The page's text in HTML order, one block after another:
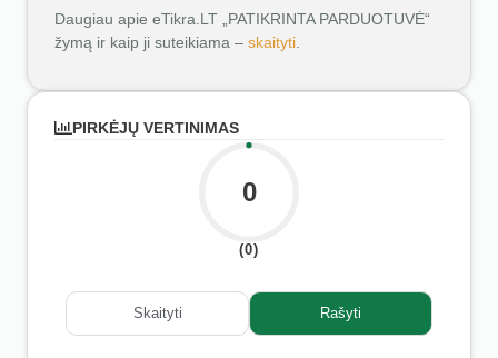
Daugiau apie eTikra.LT „PATIKRINTA PARDUOTUVĖ“
žymą ir kaip ji suteikiama – skaityti
PIRKĖJŲ VERTINIMAS
0
(0)
Skaityti Rašyti